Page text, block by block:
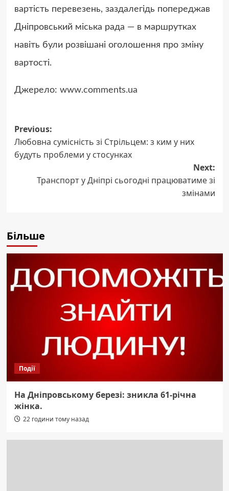
вартість перевезень, заздалегідь попереджав
Дніпровський міська рада — в маршрутках
навіть були розвішані оголошення про зміну
вартості.
Джерело: www.comments.ua
Post
navigation
Previous:
Любовна сумісність зі Стрільцем: з ким у них
будуть проблеми у стосунках
Next:
Транспорт у Дніпрі сьогодні працюватиме зі
змінами
Більше
Події
На Дніпровському березі: зникла 61-річна
жінка.
22 години тому назад